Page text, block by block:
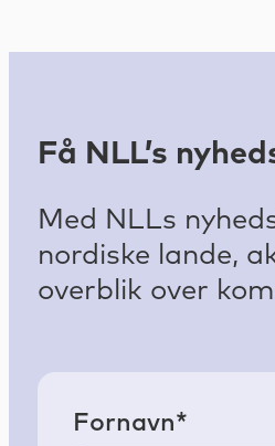
Få NLL’s
Med NLLs
nordiske lande,
overblik over
Fornavn*